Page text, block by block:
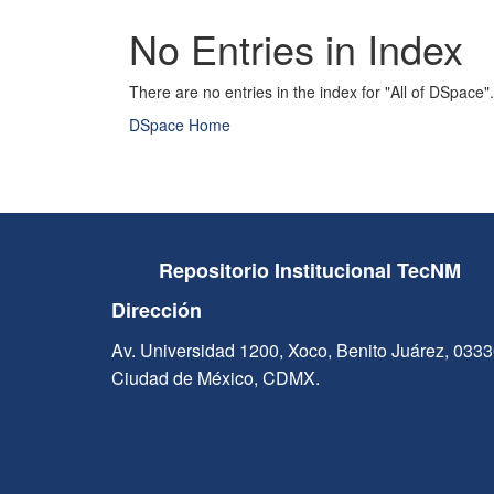
No Entries in Index
There are no entries in the index for "All of DSpace".
DSpace Home
Repositorio Institucional TecNM
Dirección
Av. Universidad 1200, Xoco, Benito Juárez,
Ciudad de México, CDMX.